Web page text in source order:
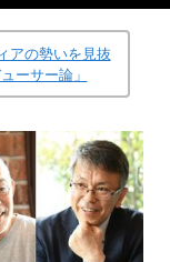
アの勢いを見抜
ーサー論」